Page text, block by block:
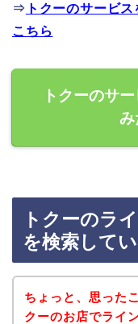
⇒ トクーのサービ
こちら
トクーのサ
み
トクーのラ
を検索して
ちょっと、思った
クーのお店でライ